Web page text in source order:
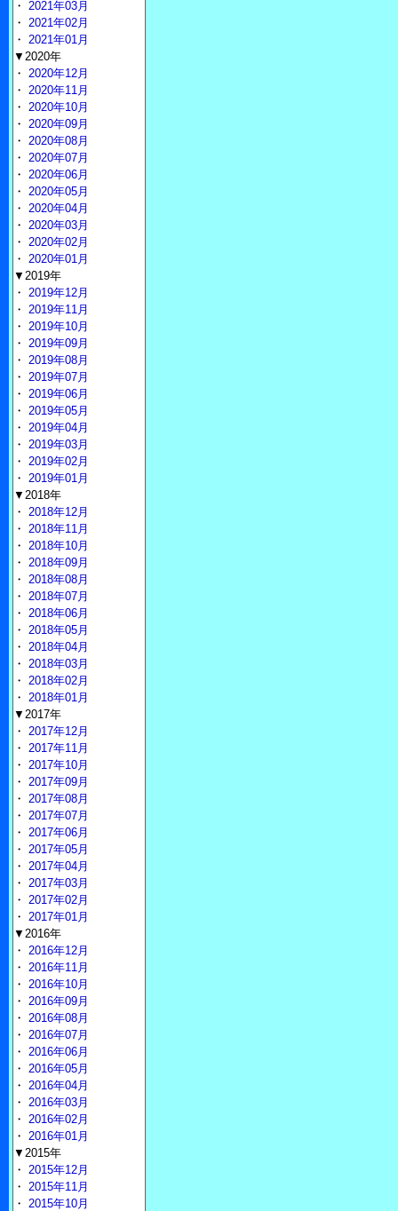
・ 2021年03月
・ 2021年02月
・ 2021年01月
▼2020年
・ 2020年12月
・ 2020年11月
・ 2020年10月
・ 2020年09月
・ 2020年08月
・ 2020年07月
・ 2020年06月
・ 2020年05月
・ 2020年04月
・ 2020年03月
・ 2020年02月
・ 2020年01月
▼2019年
・ 2019年12月
・ 2019年11月
・ 2019年10月
・ 2019年09月
・ 2019年08月
・ 2019年07月
・ 2019年06月
・ 2019年05月
・ 2019年04月
・ 2019年03月
・ 2019年02月
・ 2019年01月
▼2018年
・ 2018年12月
・ 2018年11月
・ 2018年10月
・ 2018年09月
・ 2018年08月
・ 2018年07月
・ 2018年06月
・ 2018年05月
・ 2018年04月
・ 2018年03月
・ 2018年02月
・ 2018年01月
▼2017年
・ 2017年12月
・ 2017年11月
・ 2017年10月
・ 2017年09月
・ 2017年08月
・ 2017年07月
・ 2017年06月
・ 2017年05月
・ 2017年04月
・ 2017年03月
・ 2017年02月
・ 2017年01月
▼2016年
・ 2016年12月
・ 2016年11月
・ 2016年10月
・ 2016年09月
・ 2016年08月
・ 2016年07月
・ 2016年06月
・ 2016年05月
・ 2016年04月
・ 2016年03月
・ 2016年02月
・ 2016年01月
▼2015年
・ 2015年12月
・ 2015年11月
・ 2015年10月